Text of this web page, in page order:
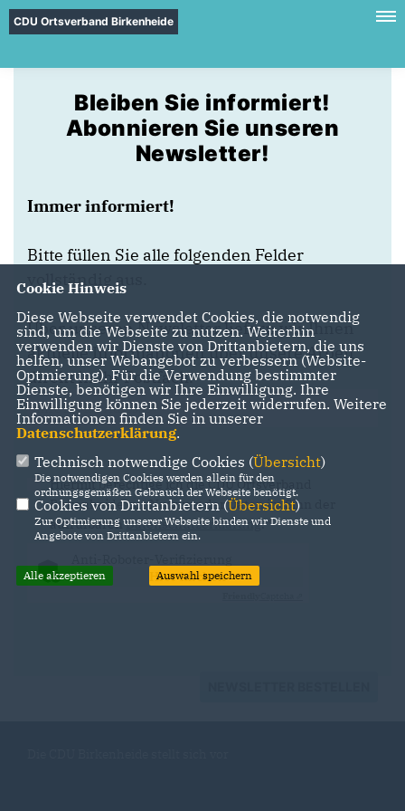
CDU Ortsverband Birkenheide
Bleiben Sie informiert!
Abonnieren Sie unseren
Newsletter!
Immer informiert!
Bitte füllen Sie alle folgenden Felder
vollständig aus.
Über unseren Newsletter liefern wir Ihnen
aktuelle Informationen über unsere Arbeit
direkt in Ihr Postfach.
Hiermit berechtige ich die CDU Ortsverband
Birkenheide zur Nutzung der Daten im Sinn der
aufrufbarenDatenschutzerklärung.*
Hier klicken
Cookie Hinweis
Diese Webseite verwendet Cookies, die notwendig
sind, um die Webseite zu nutzen. Weiterhin
verwenden wir Dienste von Drittanbietern, die uns
helfen, unser Webangebot zu verbessern (Website-
Optmierung). Für die Verwendung bestimmter
Dienste, benötigen wir Ihre Einwilligung. Ihre
Einwilligung können Sie jederzeit widerrufen. Weitere
Informationen finden Sie in unserer
Datenschutzerklärung.
Technisch notwendige Cookies (Übersicht)
Die notwendigen Cookies werden allein für den
ordnungsgemäßen Gebrauch der Webseite benötigt.
Cookies von Drittanbietern (Übersicht)
Zur Optimierung unserer Webseite binden wir Dienste und
Angebote von Drittanbietern ein.
Alle akzeptieren Auswahl speichern